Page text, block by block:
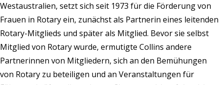
Westaustralien, setzt sich seit 1973 für die Förderung von
Frauen in Rotary ein, zunächst als Partnerin eines leitenden
Rotary-Mitglieds und später als Mitglied. Bevor sie selbst
Mitglied von Rotary wurde, ermutigte Collins andere
Partnerinnen von Mitgliedern, sich an den Bemühungen
von Rotary zu beteiligen und an Veranstaltungen für